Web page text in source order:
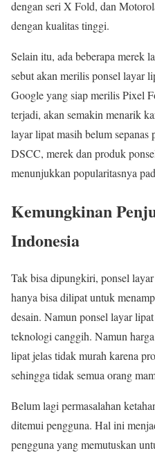
dengan seri X Fold, dan
dengan kualitas tinggi.
Selain itu, ada beberapa merek
sebut akan merilis ponsel layar
Google yang siap merilis Pixel
terjadi, akan semakin menarik
layar lipat masih belum
DSCC, merek dan produk
menunjukkan popularitasnya
Kemungkinan
Indonesia
Tak bisa dipungkiri, ponsel
hanya bisa dilipat untuk
desain. Namun ponsel layar
teknologi canggih. Namun
lipat jelas tidak murah karena
sehingga tidak semua orang
Belum lagi permasalahan
ditemui pengguna. Hal ini
pengguna yang memutuskan